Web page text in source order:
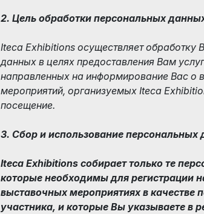
2. Цель обработки персональных
Iteca Exhibitions осуществляет обработку
данных в целях предоставления Вам
направленных на информирование Вас о
мероприятий, организуемых Iteca
посещение.
3. Сбор и использование персональных
Iteca Exhibitions собирает только те
которые необходимы для регистрации
выставочных мероприятиях в качестве
участника, и которые Вы указываете в